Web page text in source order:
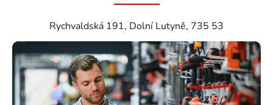
Rychvaldská 191, Dolní Lutyně, 735 53